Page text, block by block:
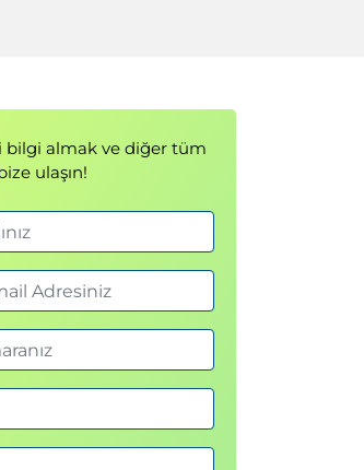
bilgi almak ve diğer tüm
ulaşın!